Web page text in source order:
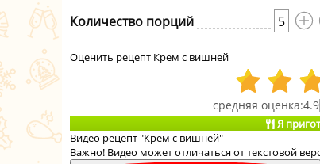
Количество порций 5
Оценить рецепт Крем с вишней
4.9
Я
Видео рецепт "Крем с вишней"
Важно! Видео может отличаться от текстовой